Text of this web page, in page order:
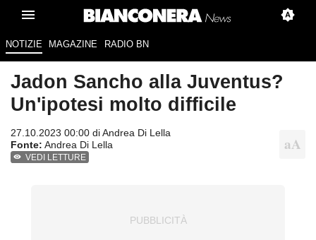
NOTIZIE MAGAZINE RADIO BN
Jadon Sancho alla Juventus?
Un'ipotesi molto difficile
27.10.2023 00:00 diAndrea Di Lella
Fonte: Andrea Di Lella
VEDI LETTURE